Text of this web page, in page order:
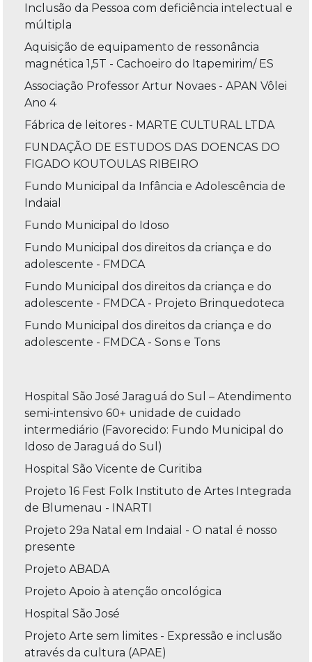
Inclusão da Pessoa com deficiência intelectual e
múltipla
Aquisição de equipamento de ressonância
magnética 1,5T - Cachoeiro do Itapemirim/ ES
Associação Professor Artur Novaes - APAN Vôlei
Ano 4
Fábrica de leitores - MARTE CULTURAL LTDA
FUNDAÇÃO DE ESTUDOS DAS DOENCAS DO
FIGADO KOUTOULAS RIBEIRO
Fundo Municipal da Infância e Adolescência de
Indaial
Fundo Municipal do Idoso
Fundo Municipal dos direitos da criança e do
adolescente - FMDCA
Fundo Municipal dos direitos da criança e do
adolescente - FMDCA - Projeto Brinquedoteca
Fundo Municipal dos direitos da criança e do
adolescente - FMDCA - Sons e Tons
Hospital São José Jaraguá do Sul – Atendimento
semi-intensivo 60+ unidade de cuidado
intermediário (Favorecido: Fundo Municipal do
Idoso de Jaraguá do Sul)
Hospital São Vicente de Curitiba
Projeto 16 Fest Folk Instituto de Artes Integrada
de Blumenau - INARTI
Projeto 29a Natal em Indaial - O natal é nosso
presente
Projeto ABADA
Projeto Apoio à atenção oncológica
Hospital São José
Projeto Arte sem limites - Expressão e inclusão
através da cultura (APAE)